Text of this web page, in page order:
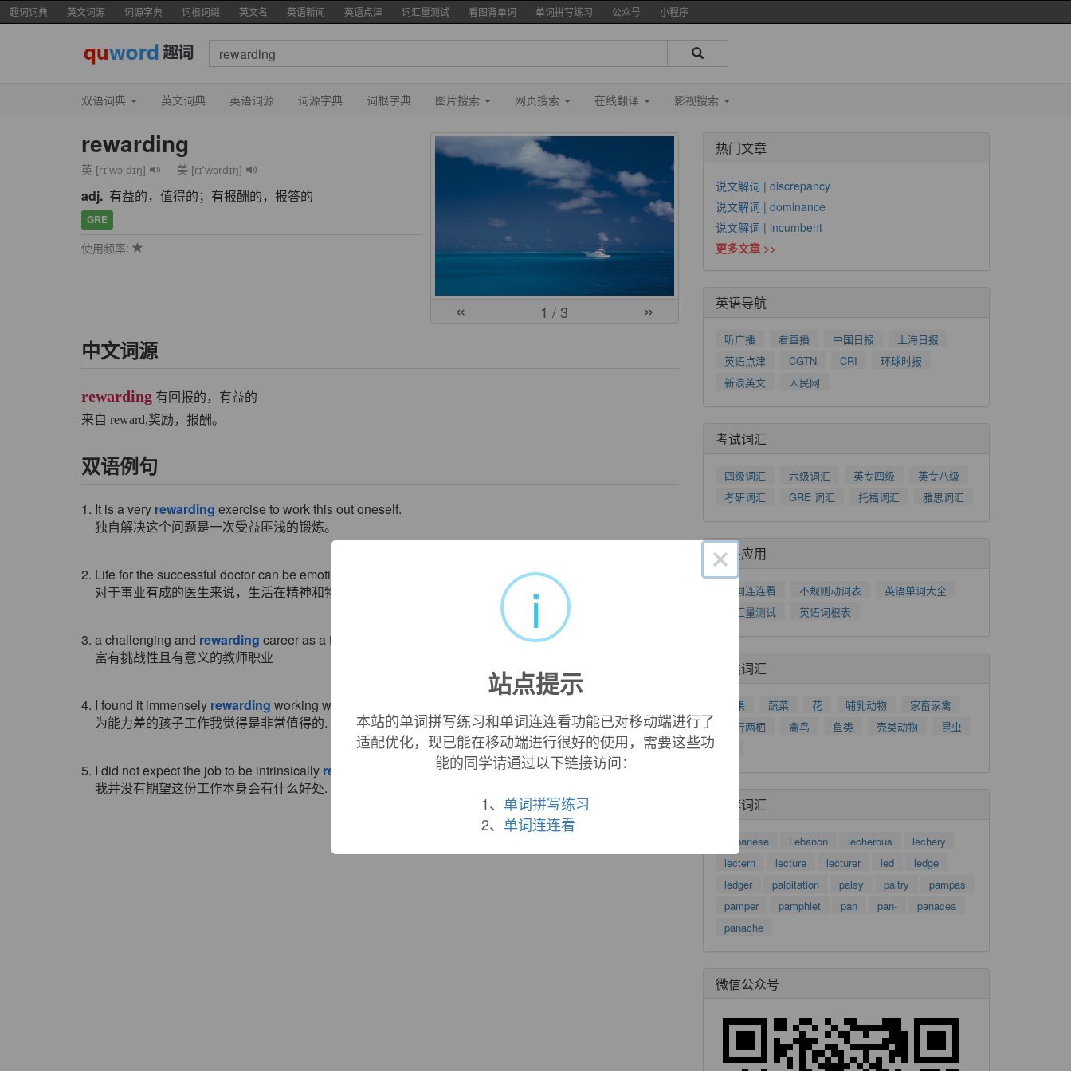
趣词词典 英文词源 词源字典 词根词缀 英文名 英语新闻 英语点津 词汇量测试 看图背单词 单词拼写练习 公众号 小程序
双语词典 英文词典 英语词源 词源字典 词根字典 图片搜索 网页搜索 在线翻译 影视搜索
rewarding
英 [rɪ'wɔːdɪŋ] 美 [rɪ'wɔrdɪŋ]
adj. 有益的，值得的；有报酬的，报答的
GRE
使用频率:
« 1 / 3 »
中文词源
rewarding 有回报的，有益的
来自 reward,奖励，报酬。
双语例句
1. It is a very rewarding exercise to work this out oneself.
独自解决这个问题是一次受益匪浅的锻炼。
2. Life for the successful doctor can be emotionally and financially
.
对于事业有成的医生来说，生活在精神和物质两方面都能令人满足。
3. a challenging and rewarding career as a teacher
富有挑战性且有意义的教师职业
4. I found it immensely rewarding working with the less able children.
为能力差的孩子工作我觉得是非常值得的.
来自《简明英汉词典》
5. I did not expect the job to be intrinsically rewarding
我并没有期望这份工作本身会有什么好处.
来自《简明英汉词典》
热门文章
说文解词 | discrepancy
说文解词 | dominance
说文解词 | incumbent
更多文章 >>
英语导航
听广播 看直播 中国日报
上海日报
英语点津
CGTN CRI
环球时报
新浪英文
人民网
考试词汇
四级词汇 六级词汇 英专四级
英专八级
考研词汇
GRE 词汇 托福词汇 雅思词汇
相关应用
单词连连看 不规则动词表
英语单词大全
词汇量测试
英语词根表
分类词汇
水果 蔬菜 花 哺乳动物
家畜家禽
爬行两栖
禽鸟 鱼类 壳类动物
昆虫
推荐词汇
Lebanese Lebanon lecherous
lechery
lectern
lecture lecturer led
ledge
ledger
palpitation palsy paltry
pampas
pamper
pamphlet pan pan-
panacea
panache
微信公众号
×
i
站点提示
本站的单词拼写练习和单词连连看功能已对移动端进行了
适配优化，现已能在移动端进行很好的使用，需要这些功
能的同学请通过以下链接访问：
1、 单词拼写练习
2、 单词连连看